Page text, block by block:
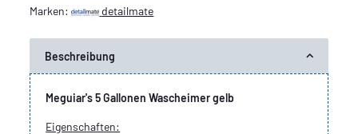
Marken:
detailmate
Beschreibung
Meguiar's 5 Gallonen Wascheimer gelb
Eigenschaften: